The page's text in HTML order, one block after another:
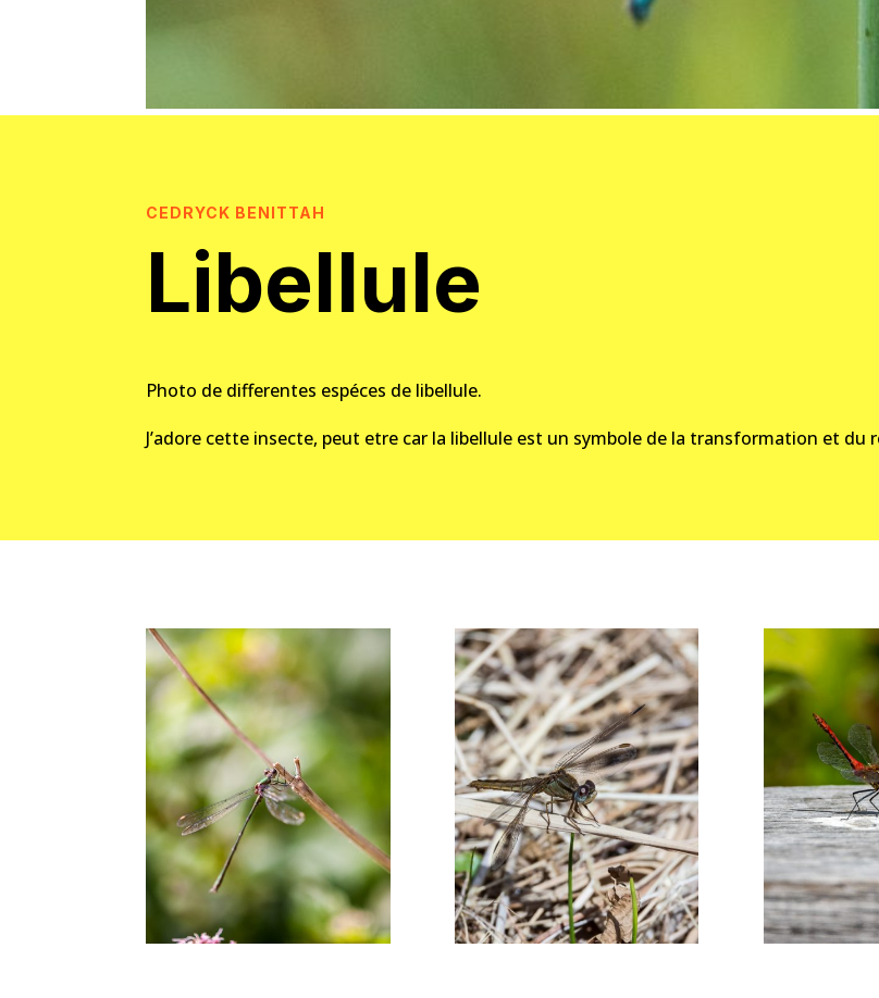
CEDRYCK BENITTAH
Libellule
Photo de differentes espéces de libellule.
J’adore cette insecte, peut etre car la libellule est un symbole de la transformation et du